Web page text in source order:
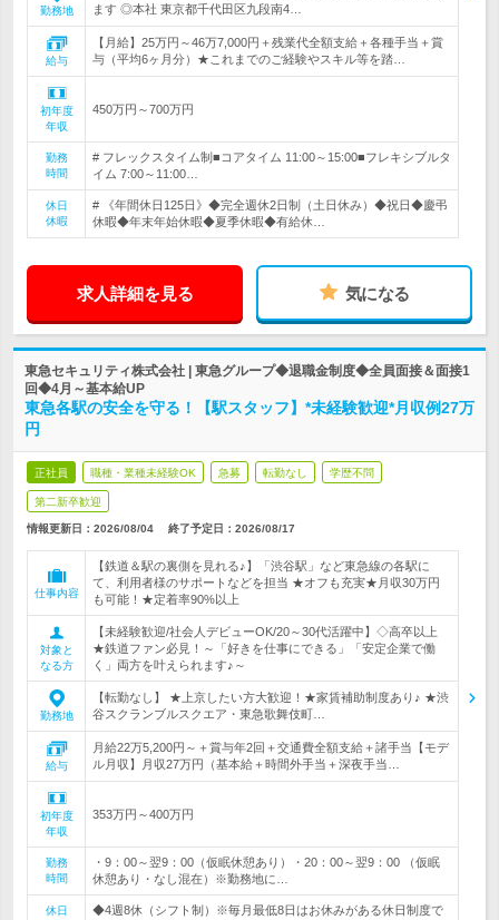
勤務地
ます ◎本社 東京都千代田区九段南4…
給与
【月給】25万円～46万7,000円＋残業代全額支給＋各種手当＋賞
与（平均6ヶ月分）★これまでのご経験やスキル等を踏…
初年度
年収
450万円～700万円
勤務
時間
# フレックスタイム制■コアタイム 11:00～15:00■フレキシブルタ
イム 7:00～11:00…
休日
休暇
# 《年間休日125日》◆完全週休2日制（土日休み）◆祝日◆慶弔
休暇◆年末年始休暇◆夏季休暇◆有給休…
求人詳細を見る 気になる
東急セキュリティ株式会社 | 東急グループ◆退職金制度◆全員面接＆面接1
回◆4月～基本給UP
東急各駅の安全を守る！【駅スタッフ】*未経験歓迎*月収例27万
円
正社員 職種・業種未経験OK 急募 転勤なし 学歴不問
第二新卒歓迎
情報更新日：2026/08/04 終了予定日： 2026/08/17
仕事内容
【鉄道＆駅の裏側を見れる♪】「渋谷駅」など東急線の各駅に
て、利用者様のサポートなどを担当 ★オフも充実★月収30万円
も可能！★定着率90%以上
対象と
なる方
【未経験歓迎/社会人デビューOK/20～30代活躍中】◇高卒以上
★鉄道ファン必見！～「好きを仕事にできる」「安定企業で働
く」両方を叶えられます♪～
勤務地
【転勤なし】 ★上京したい方大歓迎！★家賃補助制度あり♪ ★渋
谷スクランブルスクエア・東急歌舞伎町…
給与
月給22万5,200円～＋賞与年2回＋交通費全額支給＋諸手当【モデ
ル月収】月収27万円（基本給＋時間外手当＋深夜手当…
初年度
年収
353万円～400万円
勤務
時間
・9：00～翌9：00（仮眠休憩あり）・20：00～翌9：00 （仮眠
休憩あり・なし混在）※勤務地に…
休日 ◆4週8休（シフト制）※毎月最低8日はお休みがある休日制度で